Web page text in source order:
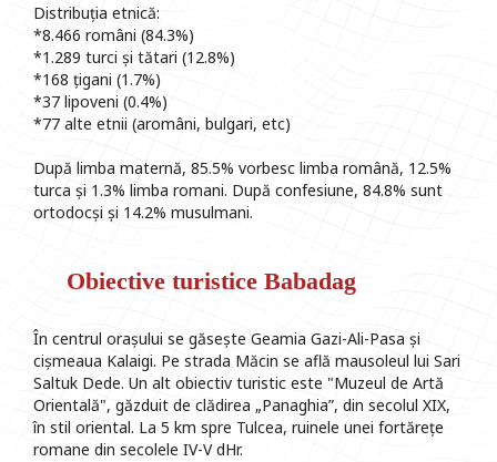
Distribuția etnică:
*8.466 români (84.3%)
*1.289 turci și tătari (12.8%)
*168 țigani (1.7%)
*37 lipoveni (0.4%)
*77 alte etnii (aromâni, bulgari, etc)
După limba maternă, 85.5% vorbesc limba română, 12.5%
turca și 1.3% limba romani. După confesiune, 84.8% sunt
ortodocși și 14.2% musulmani.
Obiective turistice Babadag
În centrul orașului se găsește Geamia Gazi-Ali-Pasa și
cișmeaua Kalaigi. Pe strada Măcin se află mausoleul lui Sari
Saltuk Dede. Un alt obiectiv turistic este "Muzeul de Artă
Orientală", găzduit de clădirea „Panaghia”, din secolul XIX,
în stil oriental. La 5 km spre Tulcea, ruinele unei fortărețe
romane din secolele IV-V dHr.